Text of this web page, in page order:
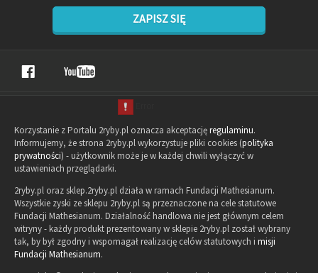
ZAPISZ SIĘ
Korzystanie z Portalu 2ryby.pl oznacza akceptacjęregulaminu.
Informujemy, że strona 2ryby.pl wykorzystuje pliki cookies (polityka
prywatności) - użytkownik może je w każdej chwili wyłączyć w
ustawieniach przeglądarki.
2ryby.pl oraz sklep.2ryby.pl działa w ramach Fundacji Mathesianum.
Wszystkie zyski ze sklepu 2ryby.pl są przeznaczone na cele statutowe
Fundacji Mathesianum. Działalność handlowa nie jest głównym celem
witryny - każdy produkt prezentowany w sklepie 2ryby.pl został wybrany
tak, by był zgodny i wspomagał realizację celów statutowych i misji
Fundacji Mathesianum.